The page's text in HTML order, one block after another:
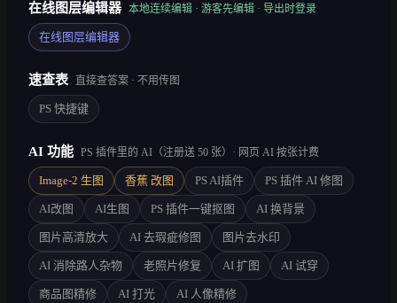
在线图层编辑器 本地连续编辑 · 游客先编辑 · 导出时登录
在线图层编辑器
速查表 直接查答案 · 不用传图
PS 快捷键
AI 功能 PS 插件里的 AI（注册送 50 张）· 网页 AI 按张计费
Image-2 生图 香蕉 改图 PS AI插件 PS 插件 AI 修图
AI改图 AI生图 PS 插件一键抠图 AI 换背景
图片高清放大 AI 去瑕疵修图 图片去水印
AI 消除路人杂物 老照片修复 AI 扩图 AI 试穿
商品图精修 AI 打光 AI 人像精修